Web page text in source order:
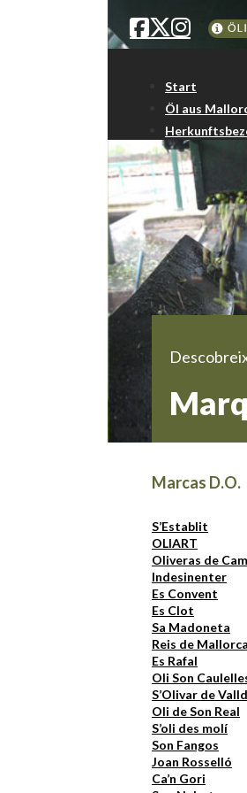
Start
Öl aus
Marcas D.O.
S’Establit
OLIART
Oliveras de
Indesinenter
Es Convent
Es Clot
Sa Madoneta
Reis de Mallorca
Es Rafal
Oli Son
S’Olivar de
Oli de Son Real
S’oli des molí
Son Fangos
Joan Rosselló
Ca’n Gori